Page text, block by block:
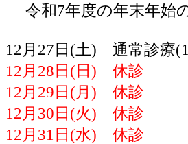
令和7年度の年末年始
12月27日(土) 通常診療
12月28日(日) 休診
12月29日(月) 休診
12月30日(火) 休診
12月31日(水) 休診